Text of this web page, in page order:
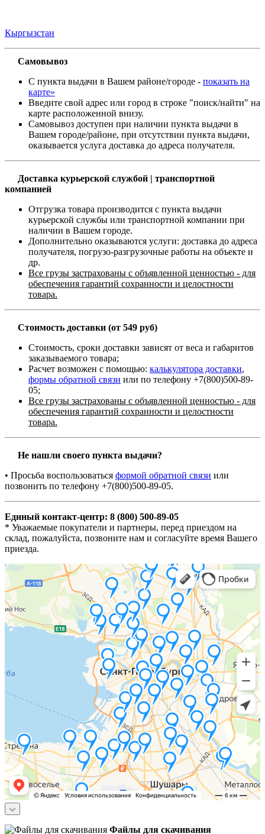
Кыргызстан
Самовывоз
С пункта выдачи в Вашем районе/городе - показать на
карте»
Введите свой адрес или город в строке "поиск/найти" на
карте расположенной внизу.
Самовывоз доступен при наличии пункта выдачи в
Вашем городе/районе, при отсутствии пункта выдачи,
оказывается услуга доставка до адреса получателя.
Доставка курьерской службой | транспортной
компанией
Отгрузка товара производится с пункта выдачи
курьерской службы или транспортной компании при
наличии в Вашем городе.
Дополнительно оказываются услуги: доставка до адреса
получателя, погрузо-разгрузочные работы на объекте и
др.
Все грузы застрахованы с объявленной ценностью - для
обеспечения гарантий сохранности и целостности
товара.
Стоимость доставки (от 549 руб)
Стоимость, сроки доставки зависят от веса и габаритов
заказываемого товара;
Расчет возможен с помощью: калькулятора доставки,
формы обратной связи или по телефону +7(800)500-89-
05;
Все грузы застрахованы с объявленной ценностью - для
обеспечения гарантий сохранности и целостности
товара.
Не нашли своего пункта выдачи?
• Просьба воспользоваться формой обратной связи или
позвонить по телефону +7(800)500-89-05.
Единый контакт-центр: 8 (800) 500-89-05
* Уважаемые покупатели и партнеры, перед приездом на
склад, пожалуйста, позвоните нам и согласуйте время Вашего
приезда.
Файлы для скачивания